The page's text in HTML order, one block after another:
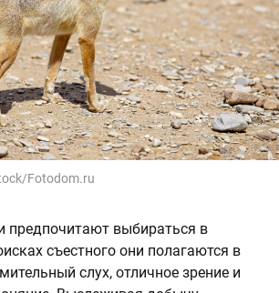
Fotodom.ru
предпочитают выбираться в
съестного они полагаются в
слух, отличное зрение и